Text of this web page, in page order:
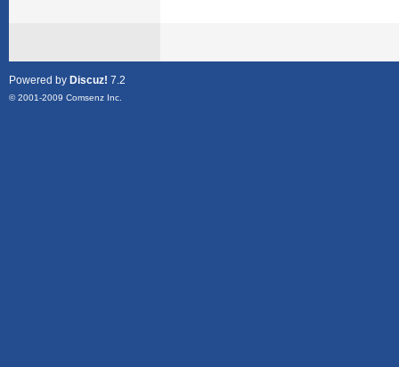
Powered by Discuz! 7.2
© 2001-2009 Comsenz Inc.